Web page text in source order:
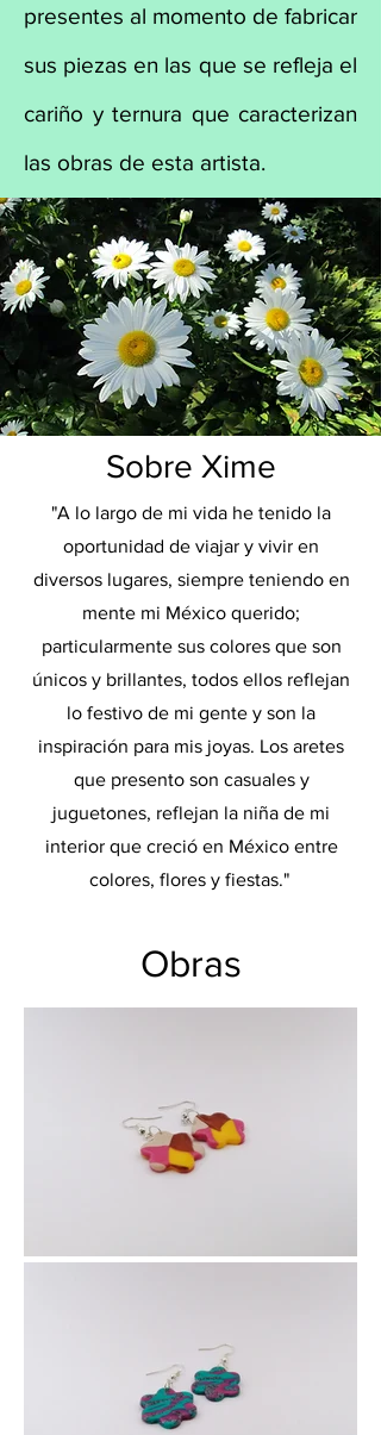
presentes al momento de fabricar
sus piezas en las que se refleja el
cariño y ternura que caracterizan
las obras de esta artista.
Sobre Xime
"A lo largo de mi vida he tenido la
oportunidad de viajar y vivir en
diversos lugares, siempre teniendo en
mente mi México querido;
particularmente sus colores que son
únicos y brillantes, todos ellos reflejan
lo festivo de mi gente y son la
inspiración para mis joyas. Los aretes
que presento son casuales y
juguetones, reflejan la niña de mi
interior que creció en México entre
colores, flores y fiestas."
Obras